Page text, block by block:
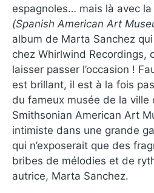
espagnoles… mais là avec
(Spanish American Art
album de Marta Sanchez
chez Whirlwind Recordings,
laisser passer l’occasion !
est brillant, il est à la fois
du fameux musée de la ville
Smithsonian American Art
intimiste dans une grande
qui n’exposerait que des
bribes de mélodies et de
autrice, Marta Sanchez.